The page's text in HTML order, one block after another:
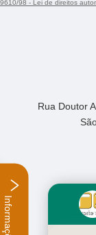
9610/98 - Lei de direitos
Rua Doutor
Informações